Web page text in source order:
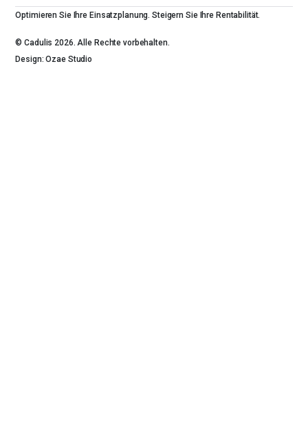
Optimieren Sie Ihre Einsatzplanung. Steigern Sie Ihre Rentabilität.
© Cadulis 2026. Alle Rechte vorbehalten.
Design: Ozae Studio